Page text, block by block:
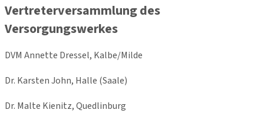
Vertreterversammlung des
Versorgungswerkes
DVM Annette Dressel, Kalbe/Milde
Dr. Karsten John, Halle (Saale)
Dr. Malte Kienitz, Quedlinburg